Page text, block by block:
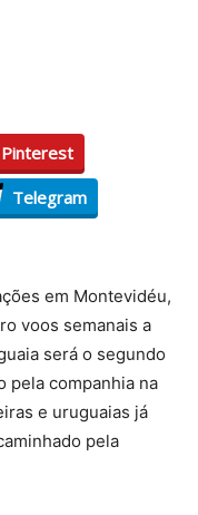
Pinterest
Telegram
em Montevidéu,
voos semanais a
será o segundo
pela companhia na
e uruguaias já
pela